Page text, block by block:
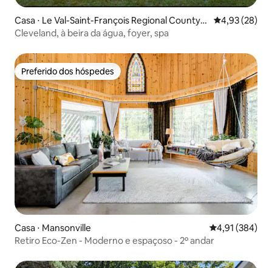
Casa ⋅ Le Val-Saint-François Regional County
Municipality
4,93 de uma
4,93 (28)
Cleveland, à beira da água, foyer, spa
Preferido dos hóspedes
Preferido dos hóspedes
Casa ⋅ Mansonville 4,91 de uma
4,91 (384)
Retiro Eco-Zen - Moderno e espaçoso - 2º andar